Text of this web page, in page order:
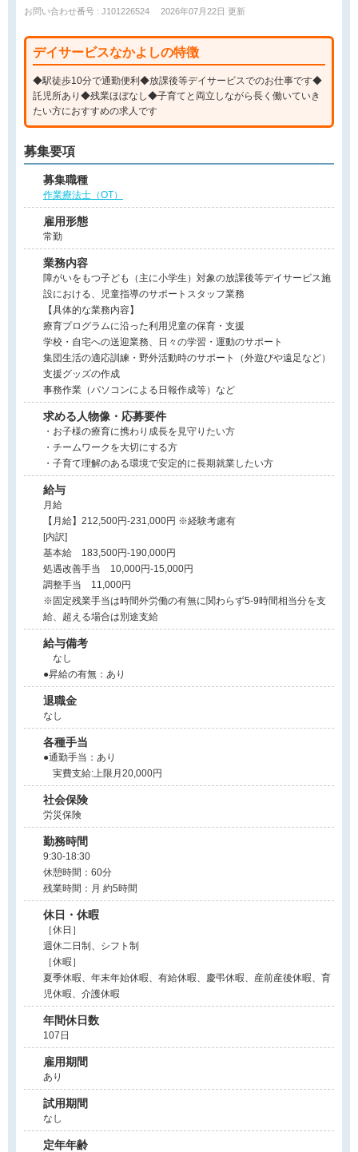
お問い合わせ番号 : J101226524 2026年07月22日 更新
デイサービスなかよしの特徴
◆駅徒歩10分で通勤便利◆放課後等デイサービスでのお仕事です◆
託児所あり◆残業ほぼなし◆子育てと両立しながら長く働いていき
たい方におすすめの求人です
募集要項
募集職種
作業療法士（OT）
雇用形態
常勤
業務内容
障がいをもつ子ども（主に小学生）対象の放課後等デイサービス施
設における、児童指導のサポートスタッフ業務
【具体的な業務内容】
療育プログラムに沿った利用児童の保育・支援
学校・自宅への送迎業務、日々の学習・運動のサポート
集団生活の適応訓練・野外活動時のサポート（外遊びや遠足など）
支援グッズの作成
事務作業（パソコンによる日報作成等）など
求める人物像・応募要件
・お子様の療育に携わり成長を見守りたい方
・チームワークを大切にする方
・子育て理解のある環境で安定的に長期就業したい方
給与
月給
【月給】212,500円-231,000円 ※経験考慮有
[内訳]
基本給 183,500円-190,000円
処遇改善手当 10,000円-15,000円
調整手当 11,000円
※固定残業手当は時間外労働の有無に関わらず5-9時間相当分を支
給、超える場合は別途支給
給与備考
なし
●昇給の有無：あり
退職金
なし
各種手当
●通勤手当：あり
実費支給:上限月20,000円
社会保険
労災保険
勤務時間
9:30-18:30
休憩時間：60分
残業時間：月 約5時間
休日・休暇
［休日］
週休二日制、シフト制
［休暇］
夏季休暇、年末年始休暇、有給休暇、慶弔休暇、産前産後休暇、育
児休暇、介護休暇
年間休日数
107日
雇用期間
あり
試用期間
なし
定年年齢